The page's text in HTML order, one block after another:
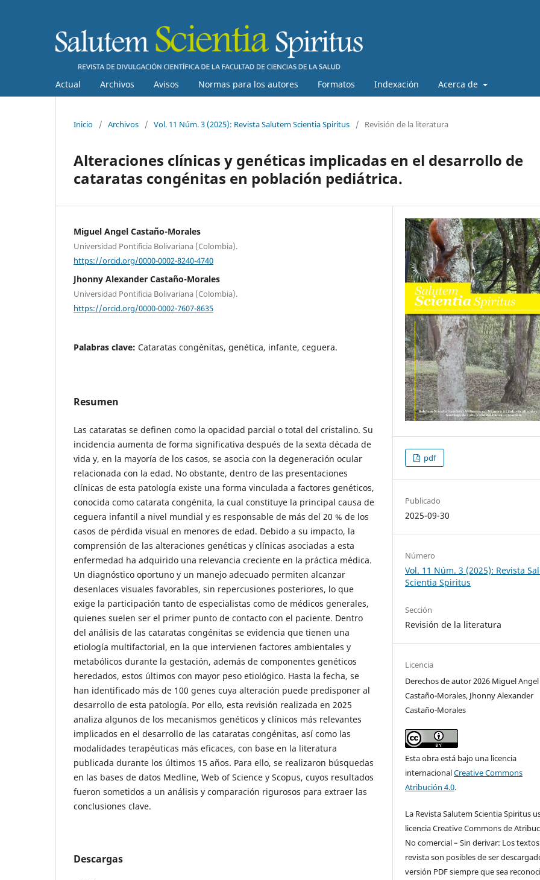
Actual Archivos Avisos Normas para los autores Formatos Indexación Acerca de
Inicio / Archivos / Vol. 11 Núm. 3 (2025): Revista Salutem Scientia Spiritus / Revisión de la literatura
Alteraciones clínicas y genéticas implicadas en el desarrollo de
cataratas congénitas en población pediátrica.
Miguel Angel Castaño-Morales
Universidad Pontificia Bolivariana (Colombia).
https://orcid.org/0000-0002-8240-4740
Jhonny Alexander Castaño-Morales
Universidad Pontificia Bolivariana (Colombia).
https://orcid.org/0000-0002-7607-8635
Palabras clave: Cataratas congénitas, genética, infante, ceguera.
Resumen
Las cataratas se definen como la opacidad parcial o total del cristalino. Su
incidencia aumenta de forma significativa después de la sexta década de
vida y, en la mayoría de los casos, se asocia con la degeneración ocular
relacionada con la edad. No obstante, dentro de las presentaciones
clínicas de esta patología existe una forma vinculada a factores genéticos,
conocida como catarata congénita, la cual constituye la principal causa de
ceguera infantil a nivel mundial y es responsable de más del 20 % de los
casos de pérdida visual en menores de edad. Debido a su impacto, la
comprensión de las alteraciones genéticas y clínicas asociadas a esta
enfermedad ha adquirido una relevancia creciente en la práctica médica.
Un diagnóstico oportuno y un manejo adecuado permiten alcanzar
desenlaces visuales favorables, sin repercusiones posteriores, lo que
exige la participación tanto de especialistas como de médicos generales,
quienes suelen ser el primer punto de contacto con el paciente. Dentro
del análisis de las cataratas congénitas se evidencia que tienen una
etiología multifactorial, en la que intervienen factores ambientales y
metabólicos durante la gestación, además de componentes genéticos
heredados, estos últimos con mayor peso etiológico. Hasta la fecha, se
han identificado más de 100 genes cuya alteración puede predisponer al
desarrollo de esta patología. Por ello, esta revisión realizada en 2025
analiza algunos de los mecanismos genéticos y clínicos más relevantes
implicados en el desarrollo de las cataratas congénitas, así como las
modalidades terapéuticas más eficaces, con base en la literatura
publicada durante los últimos 15 años. Para ello, se realizaron búsquedas
en las bases de datos Medline, Web of Science y Scopus, cuyos resultados
fueron sometidos a un análisis y comparación rigurosos para extraer las
conclusiones clave.
Descargas
pdf
Publicado
2025-09-30
Número
Vol. 11 Núm. 3 (2025): Revista
Scientia Spiritus
Sección
Revisión de la literatura
Licencia
Derechos de autor 2026 Miguel Angel
Castaño-Morales, Jhonny Alexander
Castaño-Morales
Esta obra está bajo una licencia
internacionalCreative Commons
Atribución 4.0.
La Revista Salutem Scientia Spiritus
licencia Creative Commons de
No comercial – Sin derivar: Los
revista son posibles de ser
versión PDF siempre que sea